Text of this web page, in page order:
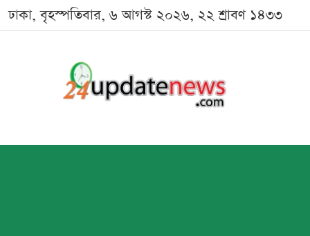
ঢাকা, বৃহস্পতিবার, ৬ আগস্ট ২০২৬, ২২ শ্রাবণ ১৪৩৩